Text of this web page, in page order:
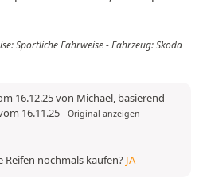
Sportliche Fahrweise - Fahrzeug: Skoda
16.12.25 von Michael, basierend
16.11.25- Original anzeigen
Reifen nochmals kaufen? JA